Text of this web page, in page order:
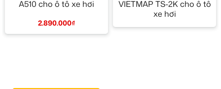
A510 cho ô tô xe hơi
2.890.000₫
VIETMAP TS-2K cho ô tô
xe hơi